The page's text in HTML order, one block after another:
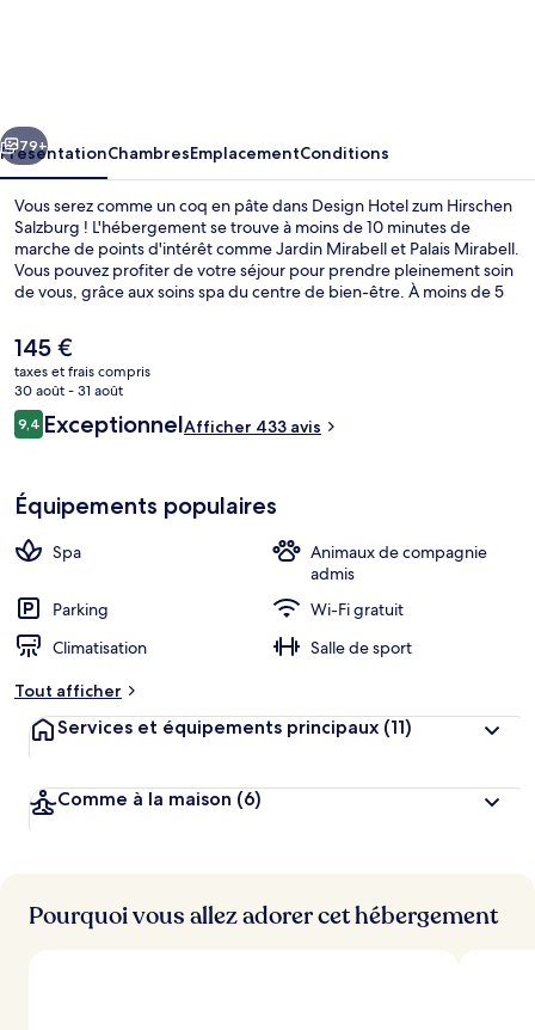
Salzburg
Suivant
79+
PrésentationChambresEmplacementConditions
Vous serez comme un coq en pâte dans Design Hotel zum Hirschen
Salzburg ! L'hébergement se trouve à moins de 10 minutes de
marche de points d'intérêt comme Jardin Mirabell et Palais Mirabell.
Vous pouvez profiter de votre séjour pour prendre pleinement soin
de vous, grâce aux soins spa du centre de bien-être. À moins de 5
de Noël de Salzbourg et Maison de naissance de Mozart.
Le
prix
actuel
est
de
145 €
taxes et frais compris
30 août - 31 août
Avis
voyageurs
9,49,4 sur 10
ExceptionnelAfficher 433 avis
Équipements populaires
Spa
Animaux de compagnie
admis
Parking
Wi-Fi gratuit
Climatisation
Salle de sport
Tout afficher
Services et équipements principaux (11)
Comme à la maison (6)
Pourquoi vous allez adorer cet hébergement